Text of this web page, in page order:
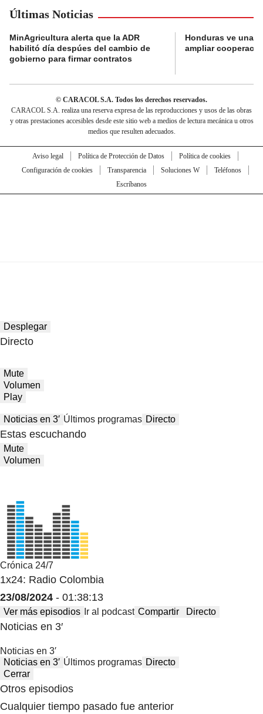
Últimas Noticias
MinAgricultura alerta que la ADR
habilitó día despúes del cambio de
gobierno para firmar contratos
Honduras ve una
ampliar
© CARACOL S.A. Todos los derechos reservados.
CARACOL S.A. realiza una reserva expresa de las reproducciones y usos de las obras
y otras prestaciones accesibles desde este sitio web a medios de lectura mecánica u otros
medios que resulten adecuados.
Aviso legal Política de Protección de Datos
Política de cookies
Configuración de cookies
Transparencia Soluciones W
Teléfonos
Escríbanos
Desplegar
Directo
Mute
Volumen
Play
Noticias en 3′ Últimos programas Directo
Estas escuchando
Mute
Volumen
Crónica 24/7
1x24: Radio Colombia
23/08/2024 - 01:38:13
Ver más episodios Ir al podcast Compartir Directo
Noticias en 3′
Noticias en 3′
Noticias en 3′ Últimos programas Directo
Cerrar
Otros episodios
Cualquier tiempo pasado fue anterior